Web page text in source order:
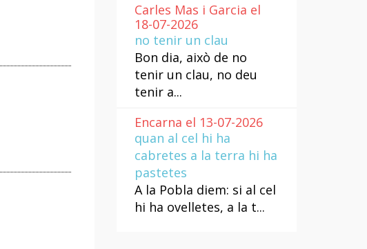
Carles Mas i Garcia el
18-07-2026
no tenir un clau
Bon dia, això de no
tenir un clau, no deu
tenir a...
Encarna el 13-07-2026
quan al cel hi ha
cabretes a la terra hi ha
pastetes
A la Pobla diem: si al cel
hi ha ovelletes, a la t...